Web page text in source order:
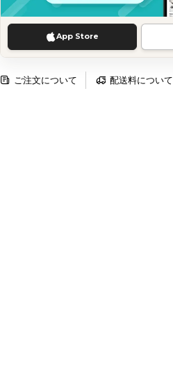
App Store
ご注文について 配送料について